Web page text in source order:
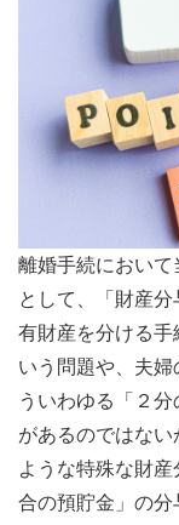
離婚手続におい
として、「財産
有財産を分ける手
いう問題や、夫
ういわゆる「２
があるのではな
ような特殊な財
合の預貯金」の